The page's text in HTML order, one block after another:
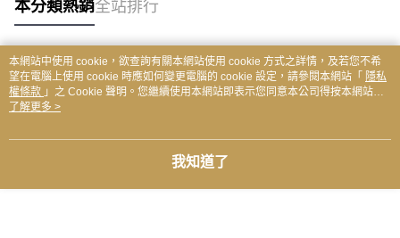
本分類熱銷全站排行
熱門標籤
本網站中使用 cookie，欲查詢有關本網站使用 cookie 方式之詳情，及若您不希
望在電腦上使用 cookie 時應如何變更電腦的 cookie 設定，請參閱本網站「 隱私
權條款 」之 Cookie 聲明。您繼續使用本網站即表示您同意本公司得按本網站使
用條款之 Cookie 聲明使用 cookie。
了解更多 >
我知道了